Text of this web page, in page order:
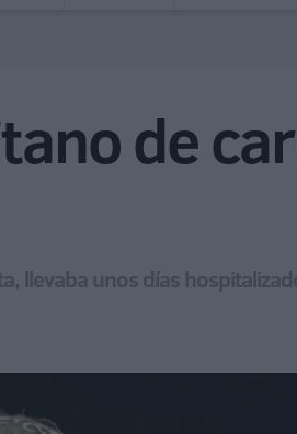
de
llevaba unos días